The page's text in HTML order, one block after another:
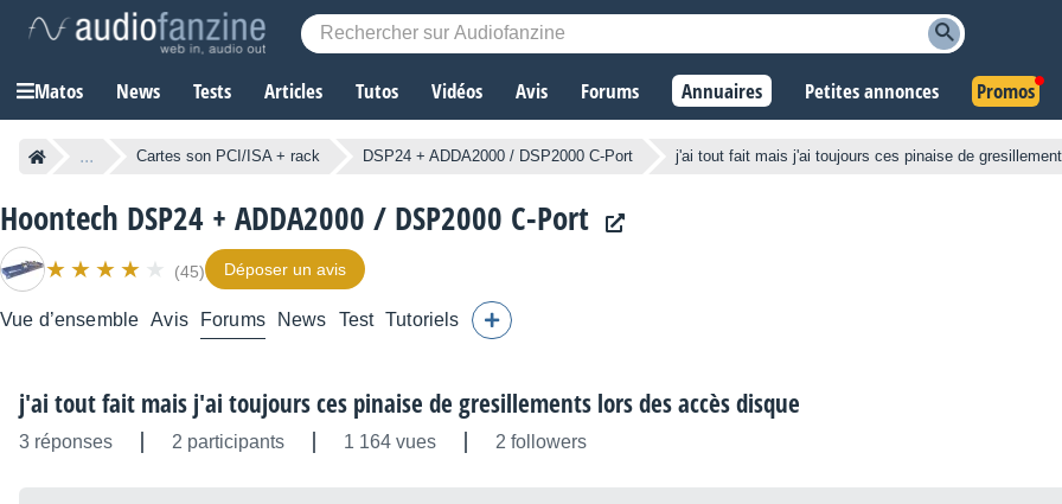
Matos News Tests Articles Tutos Vidéos Avis Forums Annuaires Petites annonces Promos
... Cartes son PCI/ISA + rack DSP24 + ADDA2000 / DSP2000 C-Port j'ai tout fait mais j'ai toujours ces pinaise de
Hoontech DSP24 + ADDA2000 / DSP2000 C-Port
(45) Déposer un avis
Vue d’ensemble Avis Forums News Test Tutoriels
j'ai tout fait mais j'ai toujours ces pinaise de gresillements lors des accès disque
3 réponses 2 participants 1 164 vues 2 followers